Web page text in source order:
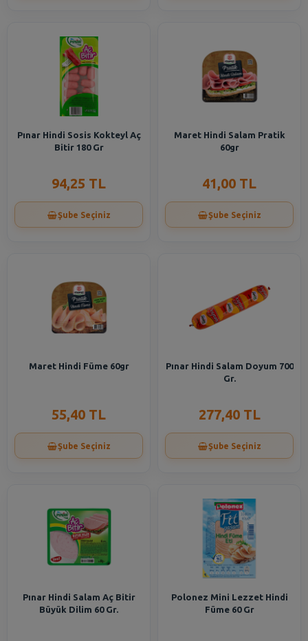
Pınar Hindi Sosis Kokteyl Aç
Bitir 180 Gr
94,25 TL
Şube Seçiniz
Maret Hindi Salam Pratik
60gr
41,00 TL
Şube Seçiniz
Maret Hindi Füme 60gr
55,40 TL
Şube Seçiniz
Pınar Hindi Salam Doyum 700
Gr.
277,40 TL
Şube Seçiniz
Pınar Hindi Salam Aç Bitir
Büyük Dilim 60 Gr.
Polonez Mini Lezzet Hindi
Füme 60 Gr